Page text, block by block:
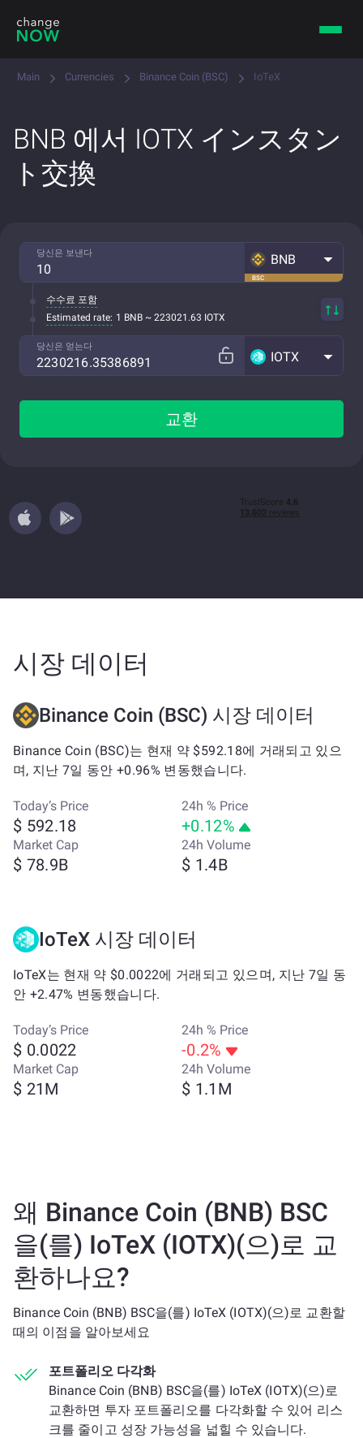
Main Currencies Binance Coin (BSC) IoTeX
BNB 에서 IOTX インスタン
ト交換
당신은 보낸다
BSC
BNB
수수료 포함
Estimated rate: 1 BNB ~ 223021.63 IOTX
당신은 얻는다
IOTX
교환
시장 데이터
Binance Coin (BSC) 시장 데이터
Binance Coin (BSC)는 현재 약 $592.18에 거래되고 있으
며, 지난 7일 동안 +0.96% 변동했습니다.
Today’s Price
$ 592.18
24h % Price
+0.12%
Market Cap
$ 78.9B
24h Volume
$ 1.4B
IoTeX 시장 데이터
IoTeX는 현재 약 $0.0022에 거래되고 있으며, 지난 7일 동
안 +2.47% 변동했습니다.
Today’s Price
$ 0.0022
24h % Price
-0.2%
Market Cap
$ 21M
24h Volume
$ 1.1M
왜 Binance Coin (BNB) BSC
을(를) IoTeX (IOTX)(으)로 교
환하나요?
Binance Coin (BNB) BSC을(를) IoTeX (IOTX)(으)로 교환할
때의 이점을 알아보세요
포트폴리오 다각화
Binance Coin (BNB) BSC을(를) IoTeX (IOTX)(으)로
교환하면 투자 포트폴리오를 다각화할 수 있어 리스
크를 줄이고 성장 가능성을 넓힐 수 있습니다.